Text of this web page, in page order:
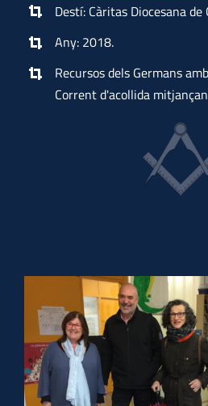
Destí: Càritas Diocesana de
Any: 2018.
Recursos dels Germans
Corrent d'acollida